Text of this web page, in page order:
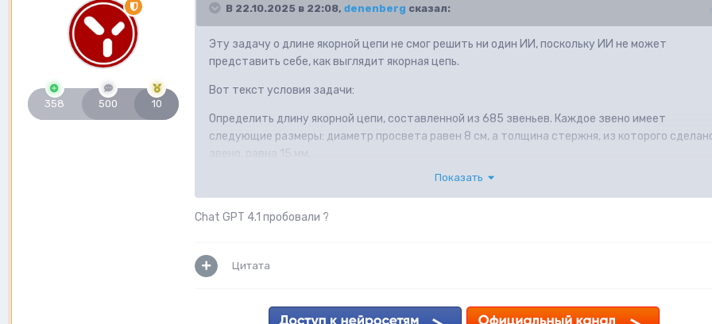
358 500 10
В 22.10.2025 в 22:08, denenberg сказал:
Эту задачу о длине якорной цепи не смог решить ни один ИИ, поскольку ИИ не может
представить себе, как выглядит якорная цепь.
Вот текст условия задачи:
Определить длину якорной цепи, составленной из 685 звеньев. Каждое звено имеет
следующие размеры: диаметр просвета равен 8 см, а толщина стержня, из которого
звено, равна 15 мм.
Показать
Chat GPT 4.1 пробовали ?
Цитата